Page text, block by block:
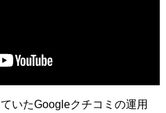
いたGoogleクチコミの運用